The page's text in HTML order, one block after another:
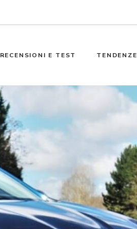
RECENSIONI E TEST TENDENZE